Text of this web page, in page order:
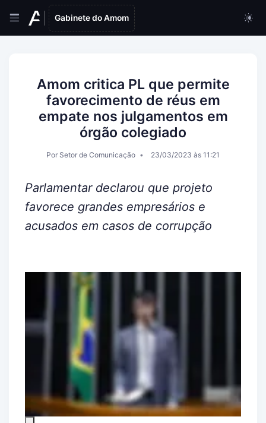
Gabinete do Amom
Amom critica PL que permite
favorecimento de réus em
empate nos julgamentos em
órgão colegiado
Por Setor de Comunicação 23/03/2023 às 11:21
Parlamentar declarou que projeto
favorece grandes empresários e
acusados em casos de corrupção